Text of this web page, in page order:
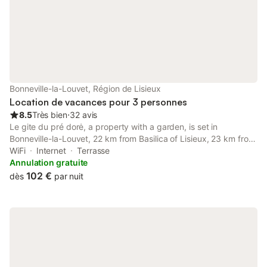
Bonneville-la-Louvet, Région de Lisieux
Location de vacances pour 3 personnes
8.5Très bien⋅32 avis
Le gite du pré dorė, a property with a garden, is set in
Bonneville-la-Louvet, 22 km from Basilica of Lisieux, 23 km from
Norman Museum of Ethnography and Popular Arts, as well as 23
km from Honfleur's Old Harbour.
WiFi Internet
Terrasse
Annulation gratuite
dès 102 € par nuit